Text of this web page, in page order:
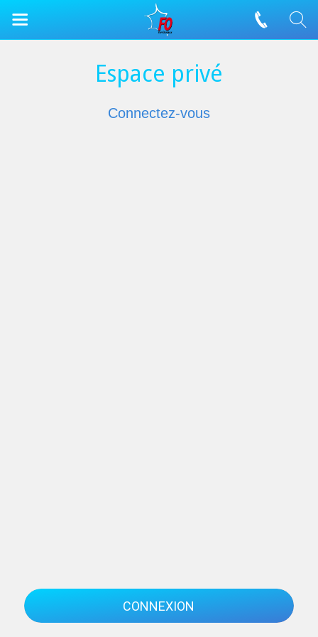
Espace privé
Connectez-vous
CONNEXION